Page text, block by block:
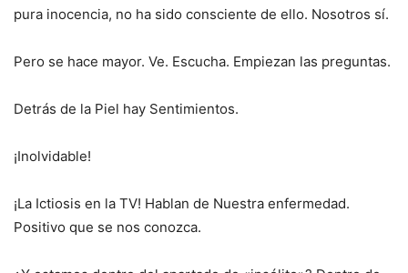
pura inocencia, no ha sido consciente de ello. Nosotros sí.
Pero se hace mayor. Ve. Escucha. Empiezan las preguntas.
Detrás de la Piel hay Sentimientos.
¡Inolvidable!
¡La Ictiosis en la TV! Hablan de Nuestra enfermedad.
Positivo que se nos conozca.